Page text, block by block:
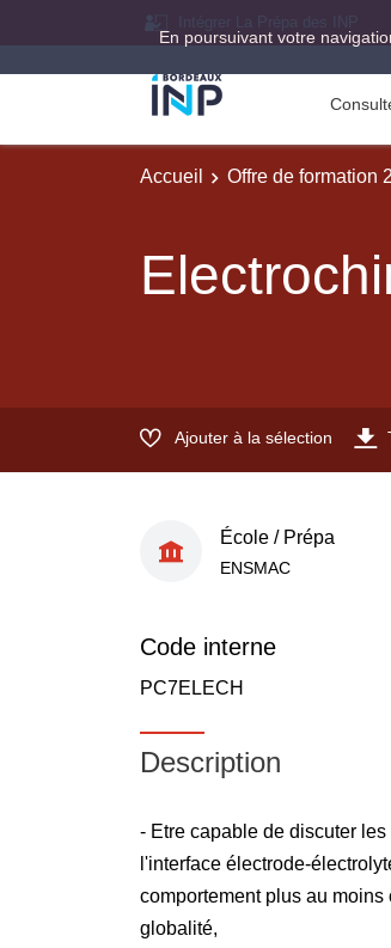
En poursuivant votre
Accueil Offre de formation
Ajouter à la sélection
École / Prépa
ENSMAC
Code interne
PC7ELECH
Description
- Etre capable de discuter
l'interface électrode-
comportement plus au
globalité,